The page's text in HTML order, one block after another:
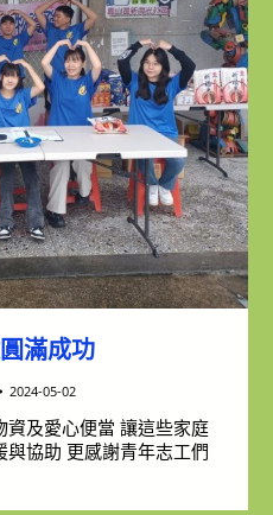
滿成功
2024-05-02
資及愛心便當 讓這些家庭
協助 更感謝青年志工們